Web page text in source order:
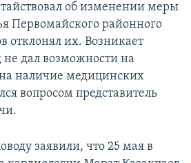
об изменении меры
Первомайского районного
отклонял их. Возникает
не дал возможности на
наличие медицинских
вопросом представитель
заявили, что 25 мая в